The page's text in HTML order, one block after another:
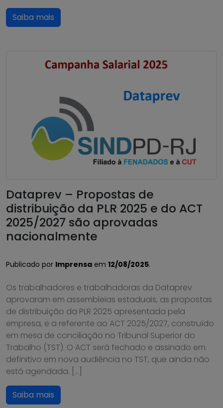
Saiba mais
Dataprev – Propostas de
distribuição da PLR 2025 e do ACT
2025/2027 são aprovadas
nacionalmente
Publicado por Imprensa em 12/08/2025.
Os trabalhadores e trabalhadoras da Dataprev
aprovaram em assembleias estaduais, as propostas
de distribuição da PLR 2025 apresentada pela
empresa, e a referente ao ACT 2025/2027, construído
em mesa de conciliação no Tribunal Superior do
Trabalho (TST). O ACT será fechado e assinado em
definitivo em nova audiência no TST, que ainda não
está agendada. […]
Saiba mais